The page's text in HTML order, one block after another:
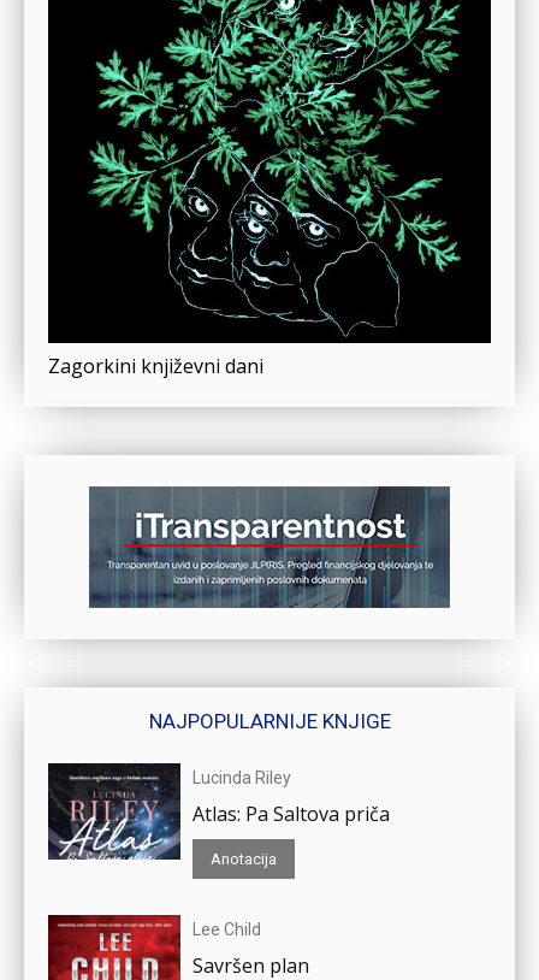
Zagorkini književni dani
NAJPOPULARNIJE KNJIGE
Lucinda Riley
Atlas: Pa Saltova priča
Anotacija
Lee Child
Savršen plan